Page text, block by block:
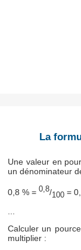
La
Une valeur en
un dénominateur
0,8 % =0,8/100 =
...
Calculer un
multiplier :